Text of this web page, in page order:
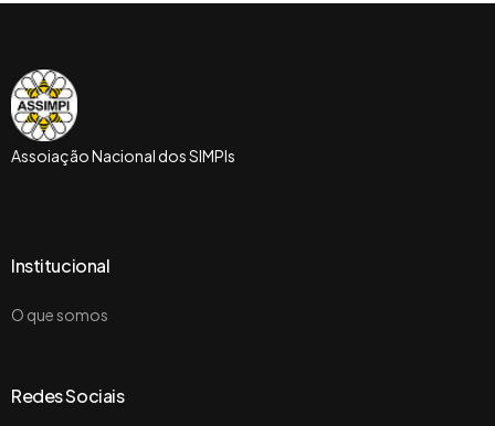
Assoiação Nacional dos SIMPIs
Institucional
O que somos
Redes Sociais